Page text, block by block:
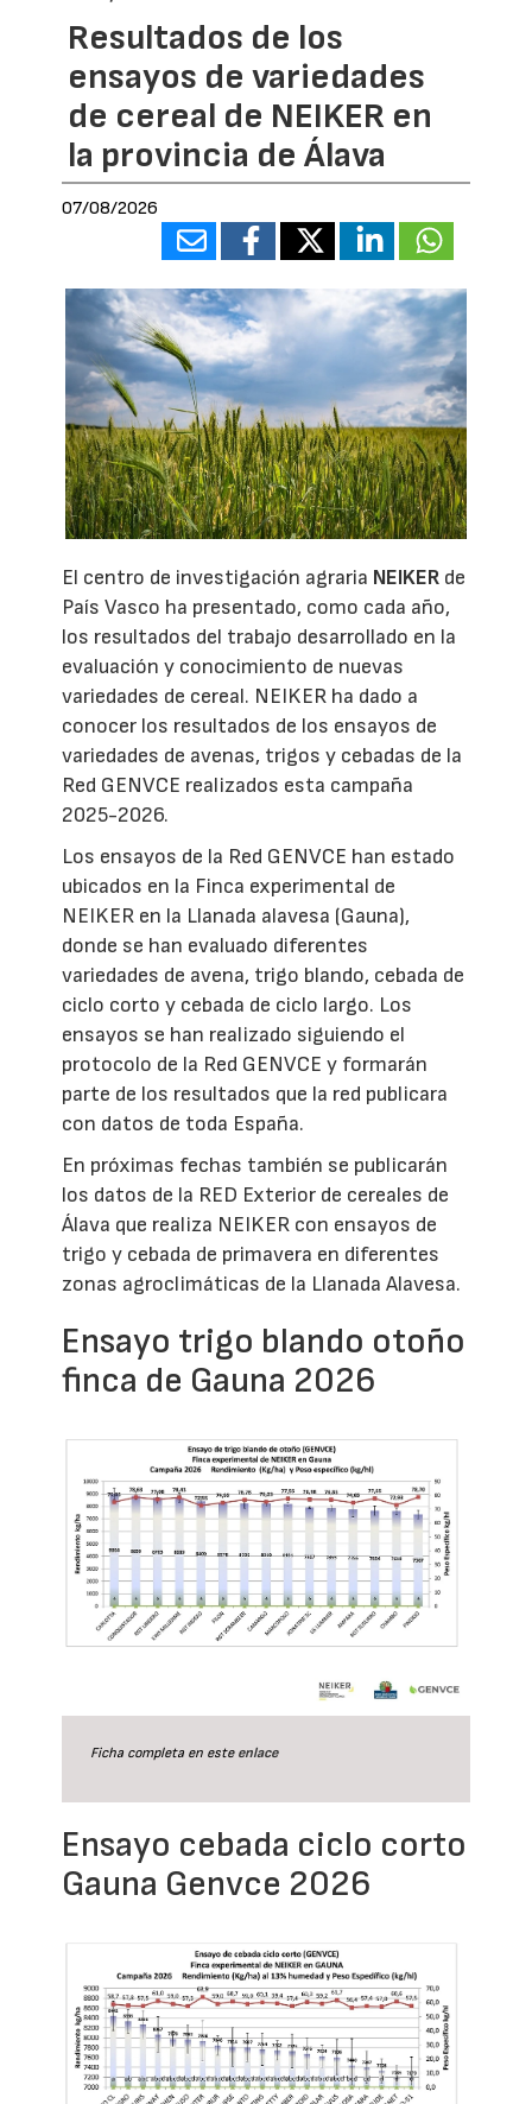
Resultados de los
ensayos de variedades
de cereal de NEIKER en
la provincia de Álava
07/08/2026
El centro de investigación agraria NEIKER de
País Vasco ha presentado, como cada año,
los resultados del trabajo desarrollado en la
evaluación y conocimiento de nuevas
variedades de cereal. NEIKER ha dado a
conocer los resultados de los ensayos de
variedades de avenas, trigos y cebadas de la
Red GENVCE realizados esta campaña
2025-2026.
Los ensayos de la Red GENVCE han estado
ubicados en la Finca experimental de
NEIKER en la Llanada alavesa (Gauna),
donde se han evaluado diferentes
variedades de avena, trigo blando, cebada de
ciclo corto y cebada de ciclo largo. Los
ensayos se han realizado siguiendo el
protocolo de la Red GENVCE y formarán
parte de los resultados que la red publicara
con datos de toda España.
En próximas fechas también se publicarán
los datos de la RED Exterior de cereales de
Álava que realiza NEIKER con ensayos de
trigo y cebada de primavera en diferentes
zonas agroclimáticas de la Llanada Alavesa.
Ensayo trigo blando otoño
finca de Gauna 2026
Ficha completa en este enlace
Ensayo cebada ciclo corto
Gauna Genvce 2026